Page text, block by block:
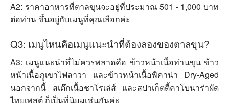
A2: ราคาอาหารที่ตาลขุนจะอยู่ที่ประมาณ 501 - 1,000 บาท
ต่อท่าน ขึ้นอยู่กับเมนูที่คุณเลือกค่ะ
Q3: เมนูไหนคือเมนูแนะนำที่ต้องลองของตาลขุน?
A3: เมนูแนะนำที่ไม่ควรพลาดคือ ข้าวหน้าเนื้อท่านขุน ข้าว
หน้าเนื้อภูเขาไฟลาวา และข้าวหน้าเนื้อพิคาน่า Dry-Aged
นอกจากนี้ สเต๊กเนื้อชาโรเล่ส์ และสปาเก็ตตี้คาโบนาร่าผัด
ไทยเพสต์ ก็เป็นที่นิยมเช่นกันค่ะ